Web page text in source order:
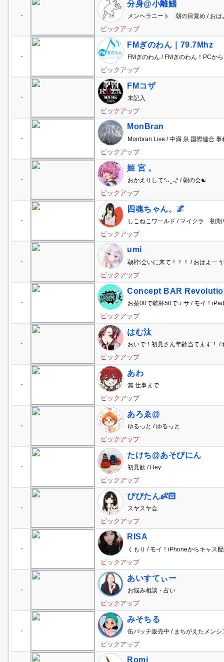
- メンヘラニート 朝の目覚め / おは
ピックアップ
分身@小離鰭
- FMぎのわん / FMぎのわん！PCか
ピックアップ
FMぎのわん｜79.7Mhz
- 未記入
ピックアップ
FMコザ
- Monbran Live / 中満 泉 国際連合 事
ピックアップ
MonBran
- おかえりしてᐡᴗ ̫ ᴗ͈ᐡ / 朝の会☯
ピックアップ
姬 宮 。
- しこねこワールド / マイクラ 初期
ピックアップ
四魂ちゃん。🌌
- 朝枠❕会いに来て！！！ / おはよーう
ピックアップ
umi
- お茶00で乾杯50でエサ / モイ！
ピックアップ
Concept BAR
- おいで！初見さん年齢当てます！ /
ピックアップ
はむ汰
- 無 仕事まで
ピックアップ
あわ
- ゆるっと / ゆるっと
ピックアップ
あろゑ@
- 初見歓 / Hey
ピックアップ
たけち@あそびにん
- スヤスヤ会
ピックアップ
ぴぴたん👶🏻
- くもり / モイ！iPhoneからキャス
ピックアップ
RISA
- お悩み相談・占い
ピックアップ
あいすてぃー
- 缶バッチ販売中 / まちがえたメンシ
ピックアップ
みそちる
Romi